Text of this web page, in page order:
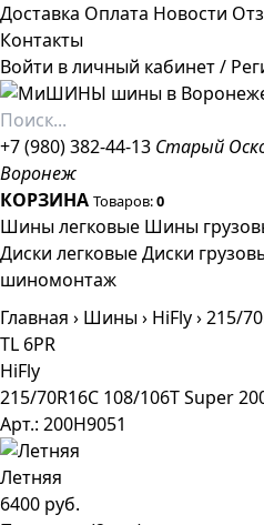
Доставка Оплата Новости
Контакты
Войти в личный кабинет/
+7 (980) 382-44-13 Старый
Воронеж
КОРЗИНА Товаров:0
Шины легковые Шины
Диски легковыеДиски
шиномонтаж
Главная › Шины› HiFly›215/
TL 6PR
HiFly
215/70R16C 108/106T Super
Арт.: 200H9051
Летняя
6400 руб.